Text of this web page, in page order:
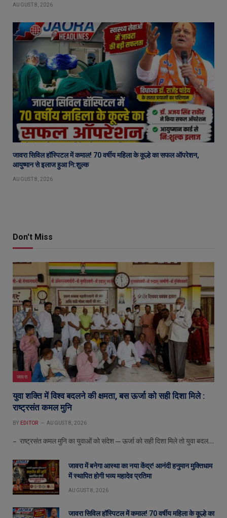
AUGUST 8, 2026
जावरा सिविल हॉस्पिटल में कमाल! 70 वर्षीय महिला के कूल्हे का सफल ऑपरेशन,
आयुष्मान से इलाज हुआ नि:शुल्क
AUGUST 8, 2026
Don't Miss
जावरा
युवा शक्ति में विश्व बदलने की क्षमता, बस ऊर्जा को सही दिशा मिले :
राष्ट्रसंत कमल मुनि
BY EDITOR AUGUST 8, 2026
– राष्ट्रसंत कमल मुनि का युवाओं को संदेश—ऊर्जा को सही दिशा मिले तो युवा बदल…
जावरा में बनेगा आस्था का नया केंद्र! आनंदी हनुमान मुक्तिधाम
में स्थापित होगी भव्य महादेव प्रतिमा
AUGUST 8, 2026
जावरा सिविल हॉस्पिटल में कमाल! 70 वर्षीय महिला के कूल्हे का